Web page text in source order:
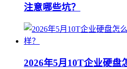
注意哪些坑？
2026年5月10T企业硬盘